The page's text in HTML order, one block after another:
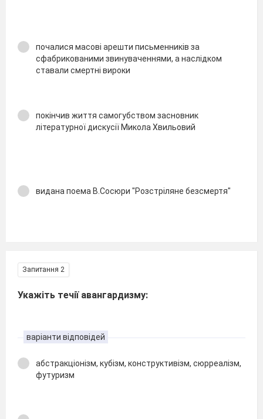
почалися масові арешти письменників за
сфабрикованими звинуваченнями, а наслідком
ставали смертні вироки
покінчив життя самогубством засновник
літературної дискусії Микола Хвильовий
видана поема В.Сосюри "Розстріляне безсмертя"
Запитання 2
Укажіть течії авангардизму:
варіанти відповідей
абстракціонізм, кубізм, конструктивізм, сюрреалізм,
футуризм